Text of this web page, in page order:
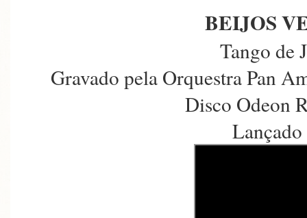
BEIJOS
Tango de
Gravado pela Orquestra Pan
Disco Odeon